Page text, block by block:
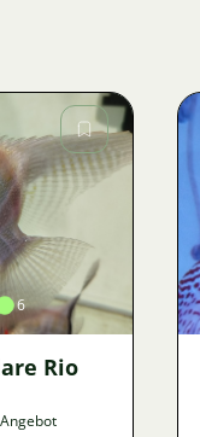
6
Rio
Angebot